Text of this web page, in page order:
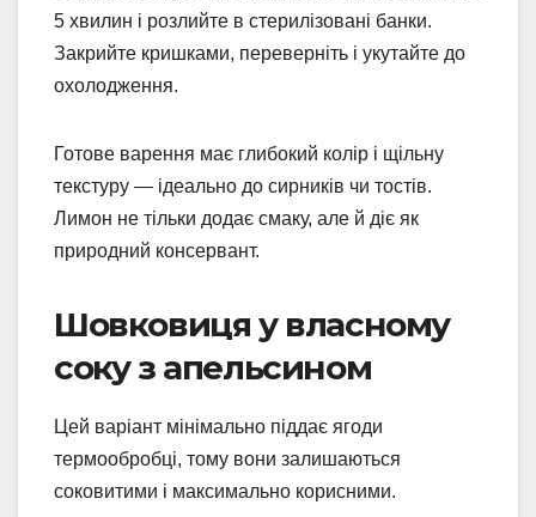
5 хвилин і розлийте в стерилізовані банки.
Закрийте кришками, переверніть і укутайте до
охолодження.
Готове варення має глибокий колір і щільну
текстуру — ідеально до сирників чи тостів.
Лимон не тільки додає смаку, але й діє як
природний консервант.
Шовковиця у власному
соку з апельсином
Цей варіант мінімально піддає ягоди
термообробці, тому вони залишаються
соковитими і максимально корисними.